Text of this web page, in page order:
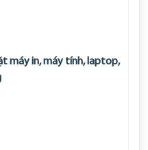
máy in, máy tính, laptop,